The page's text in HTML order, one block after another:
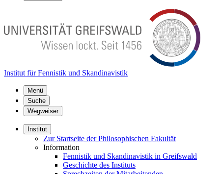
Institut für Fennistik und Skandinavistik
Menü
Suche
Wegweiser
Institut
Zur Startseite der Philosophischen Fakultät
Information
Fennistik und Skandinavistik in Greifswald
Geschichte des Instituts